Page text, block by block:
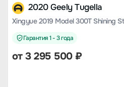
2020 Geely Tugella
Xingyue 2019 Model 300T Shining
Гарантия 1 - 3 года
от3 295 500₽